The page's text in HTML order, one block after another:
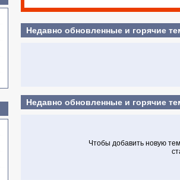
Недавно обновленные и горячие
Недавно обновленные и горячие
Чтобы добавить новую